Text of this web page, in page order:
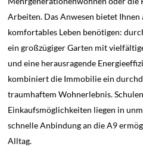
Arbeiten. Das Anwesen bietet Ihnen
komfortables Leben benötigen:
ein großzügiger Garten mit
und eine herausragende
kombiniert die Immobilie ein
traumhaftem Wohnerlebnis.
Einkaufsmöglichkeiten liegen in
schnelle Anbindung an die A9
Alltag.